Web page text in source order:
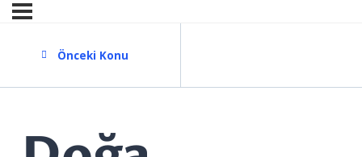
Önceki Konu